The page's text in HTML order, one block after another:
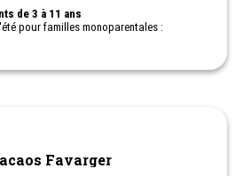
de 3 à 11 ans
pour familles monoparentales :
Favarger